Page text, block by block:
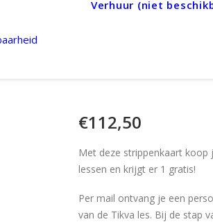
Verhuur (niet
€112,50
Met deze strippenkaart koop
lessen en krijgt er 1 gratis!
Per mail ontvang je een
van de Tikva les. Bij de stap